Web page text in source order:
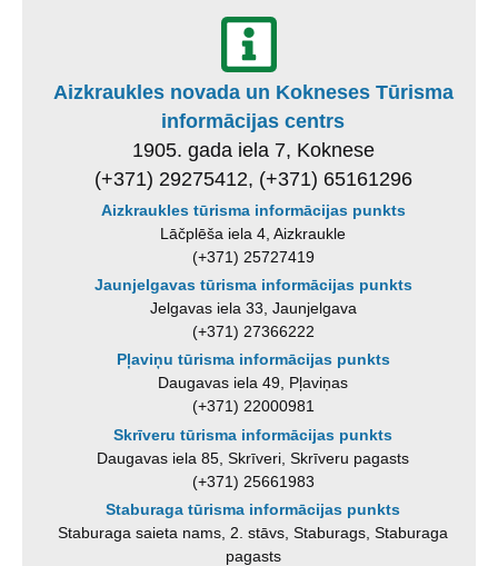
Aizkraukles novada un Kokneses Tūrisma
informācijas centrs
1905. gada iela 7, Koknese
(+371) 29275412, (+371) 65161296
Aizkraukles tūrisma informācijas punkts
Lāčplēša iela 4, Aizkraukle
(+371) 25727419
Jaunjelgavas tūrisma informācijas punkts
Jelgavas iela 33, Jaunjelgava
(+371) 27366222
Pļaviņu tūrisma informācijas punkts
Daugavas iela 49, Pļaviņas
(+371) 22000981
Skrīveru tūrisma informācijas punkts
Daugavas iela 85, Skrīveri, Skrīveru pagasts
(+371) 25661983
Staburaga tūrisma informācijas punkts
Staburaga saieta nams, 2. stāvs, Staburags, Staburaga
pagasts